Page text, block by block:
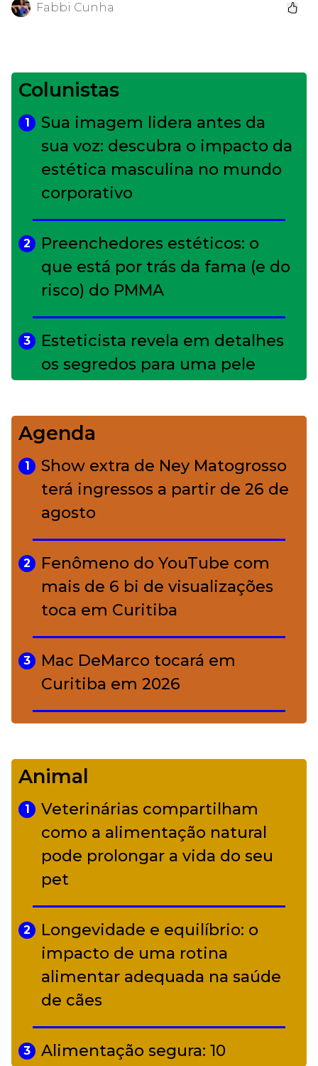
Fabbi Cunha
Colunistas
1
Sua imagem lidera antes da
sua voz: descubra o impacto da
estética masculina no mundo
corporativo
2
Preenchedores estéticos: o
que está por trás da fama (e do
risco) do PMMA
3
Esteticista revela em detalhes
os segredos para uma pele
4
Bolsas de palha e ráfia: o
charme rústico que
conquistou o luxo
A ciência por trás da skincare: a
função de cada ativo
Agenda
1
Show extra de Ney Matogrosso
terá ingressos a partir de 26 de
agosto
2
Fenômeno do YouTube com
mais de 6 bi de visualizações
toca em Curitiba
3
Mac DeMarco tocará em
Curitiba em 2026
Camerata tem repertório
diverso a partir de R$ 17
Adriana Calcanhotto retoma
alter ego infantil para show em
Curitiba
Animal
1
Veterinárias compartilham
como a alimentação natural
pode prolongar a vida do seu
pet
2
Longevidade e equilíbrio: o
impacto de uma rotina
alimentar adequada na saúde
de cães
3
Alimentação segura: 10